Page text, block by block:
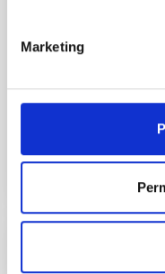
MarketingCheng, Chloe M.
NÚMERO DE CITAS